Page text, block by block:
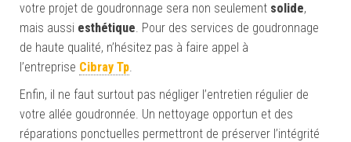
votre projet de goudronnage sera non seulement solide,
mais aussi esthétique. Pour des services de goudronnage
de haute qualité, n’hésitez pas à faire appel à
l’entreprise Cibray Tp.
Enfin, il ne faut surtout pas négliger l’entretien régulier de
votre allée goudronnée. Un nettoyage opportun et des
réparations ponctuelles permettront de préserver l’intégrité